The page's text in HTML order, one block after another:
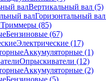
Вертикальный вал (5)
Горизонтальный вал
Триммеры (85)
Бензиновые (67)
Электрические (17)
Аккумуляторные (1)
Опрыскиватели (12)
Аккумуляторные (2)